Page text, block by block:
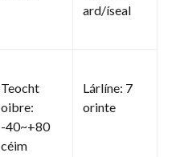
ard/íseal
Teocht
oibre:
-40~+80
céim
Lárlíne: 7
orinte